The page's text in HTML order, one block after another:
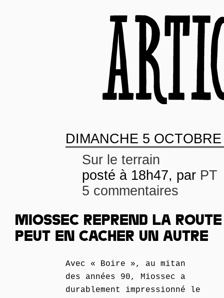
DIMANCHE 5
Sur le terrain
posté à 18h47, par PT
5 commentaires
MIOSSEC REPREND LA
PEUT EN CACHER UN AUTRE
Avec « Boire », au mitan
des années 90, Miossec a
durablement impressionné le